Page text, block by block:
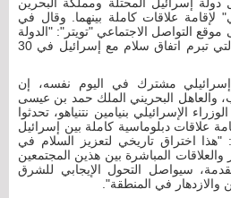
لإقامة علاقات كاملة بينهما. وقال في
التواصل الاجتماعي "تويتر": "الدولة
العربية الثانية [بعد الإمارات] التي تبرم اتفاق سلام مع إسرائيل في 30
مشترك في اليوم نفسه، إن
والعاهل البحريني الملك حمد بن عيسى
الإسرائيلي بنيامين نتنياهو، تحدثوا
علاقات دبلوماسية كاملة بين إسرائيل
"هذا اختراق تاريخي لتعزيز السلام في
المباشرة بين هذين المجتمعين
سيواصل التحول الإيجابي للشرق
والازدهار في المنطقة".